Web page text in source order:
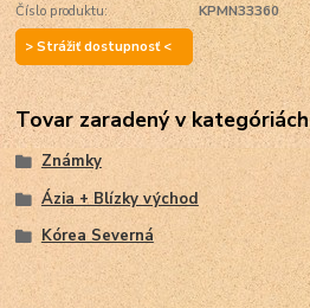
Číslo produktu:
KPMN33360
> Strážiť dostupnosť <
Tovar zaradený v kategóriách
Známky
Ázia + Blízky východ
Kórea Severná